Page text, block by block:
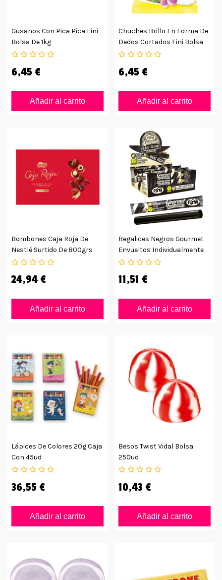
Gusanos Con Pica Pica Fini
Bolsa De 1kg
6,45 €
Añadir al carrito
Chuches Brillo En Forma De
Dedos Cortados Fini Bolsa
De 1kg
6,45 €
Añadir al carrito
Bombones Caja Roja De
Nestlé Surtido De 800grs
24,94 €
Añadir al carrito
Regalices Negros Gourmet
Envueltos Individualmente
En Caja Con 32uds
11,51 €
Añadir al carrito
Lápices De Colores 20g Caja
Con 45ud
36,55 €
Añadir al carrito
Besos Twist Vidal Bolsa
250ud
10,43 €
Añadir al carrito